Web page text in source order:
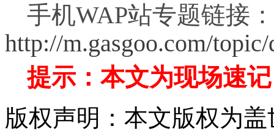
手机WAP站专题链接：
http://m.gasgoo.com/
提示：本文为现场速
版权声明：本文版权为